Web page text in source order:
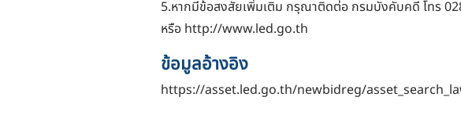
5.หากมีข้อสงสัยเพิ่มเติม กรุณาติดต่อ กรมบังคับคดี โทร
หรือ http://www.led.go.th
ข้อมูลอ้างอิง
https://asset.led.go.th/newbidreg/